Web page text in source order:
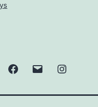
FacebookSähköposti